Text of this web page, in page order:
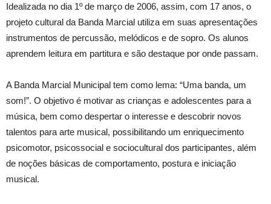
Idealizada no dia 1º de março de 2006, assim, com 17 anos, o
projeto cultural da Banda Marcial utiliza em suas apresentações
instrumentos de percussão, melódicos e de sopro. Os alunos
aprendem leitura em partitura e são destaque por onde passam.
A Banda Marcial Municipal tem como lema: “Uma banda, um
som!”. O objetivo é motivar as crianças e adolescentes para a
música, bem como despertar o interesse e descobrir novos
talentos para arte musical, possibilitando um enriquecimento
psicomotor, psicossocial e sociocultural dos participantes, além
de noções básicas de comportamento, postura e iniciação
musical.